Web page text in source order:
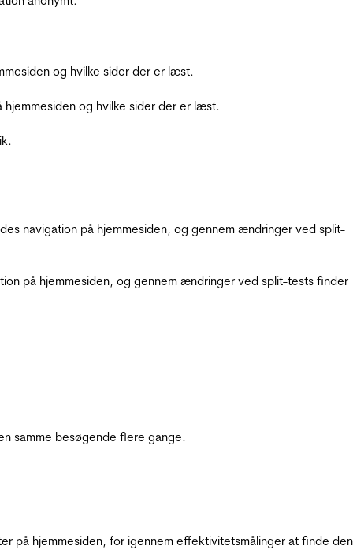
og hvilke sider der er læst.
hjemmesiden og hvilke sider der er læst.
navigation på hjemmesiden, og gennem ændringer ved split-
på hjemmesiden, og gennem ændringer ved split-tests finder
samme besøgende flere gange.
på hjemmesiden, for igennem effektivitetsmålinger at finde den